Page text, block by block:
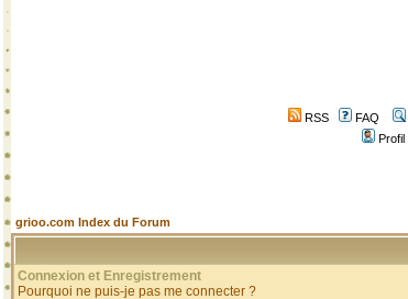
RSS FAQ
Profil
grioo.com Index du Forum
Connexion et Enregistrement
Pourquoi ne puis-je pas me connecter ?